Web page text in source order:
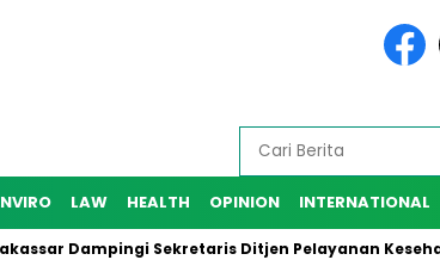
LAW HEALTH OPINION INTERNATIONAL
Dampingi Sekretaris Ditjen Pelayanan Kesehatan RI